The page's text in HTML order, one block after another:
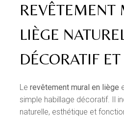
REVÊTEMENT
LIÈGE
DÉCORATIF
Lerevêtement mural en liège
simple habillage décoratif. Il
naturelle, esthétique et